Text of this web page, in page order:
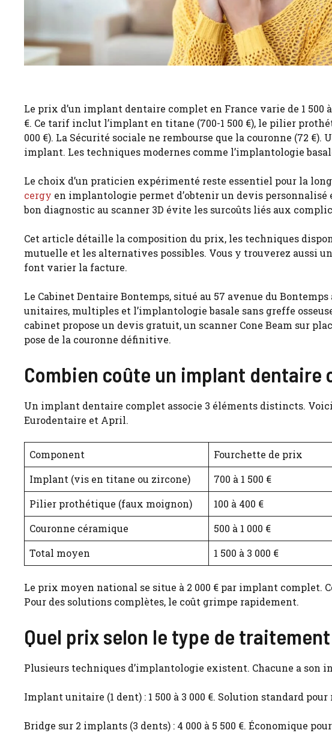
Le prix d’un implant dentaire complet en France varie de 1 500
€. Ce tarif inclut l’implant en titane (700-1 500 €), le pilier
000 €). La Sécurité sociale ne rembourse que la couronne (72
implant. Les techniques modernes comme l’implantologie
Le choix d’un praticien expérimenté reste essentiel pour la
cergy en implantologie permet d’obtenir un devis
bon diagnostic au scanner 3D évite les surcoûts liés aux
Cet article détaille la composition du prix, les techniques
mutuelle et les alternatives possibles. Vous y trouverez aussi
font varier la facture.
Le Cabinet Dentaire Bontemps, situé au 57 avenue du
unitaires, multiples et l’implantologie basale sans greffe
cabinet propose un devis gratuit, un scanner Cone Beam sur
pose de la couronne définitive.
Combien coûte un implant dentaire
Un implant dentaire complet associe 3 éléments distincts.
Eurodentaire et April.
Component Fourchette de prix
Implant (vis en titane ou zircone)
700 à 1 500 €
Pilier prothétique (faux moignon)
100 à 400 €
Couronne céramique
500 à 1 000 €
Total moyen
1 500 à 3 000 €
Le prix moyen national se situe à 2 000 € par implant complet.
Pour des solutions complètes, le coût grimpe rapidement.
Quel prix selon le type de
Plusieurs techniques d’implantologie existent. Chacune a son
Implant unitaire (1 dent) : 1 500 à 3 000 €. Solution standard
Bridge sur 2 implants (3 dents) : 4 000 à 5 500 €. Économique